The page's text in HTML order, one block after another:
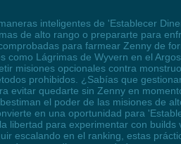
inteligentes de 'Establecer
de alto rango o prepararte para
para farmear Zenny de
Lágrimas de Wyvern en el
misiones opcionales contra
prohibidos. ¿Sabías que
evitar quedarte sin Zenny en
el poder de las misiones de
en una oportunidad para
libertad para experimentar con
escalando en el ranking, estas